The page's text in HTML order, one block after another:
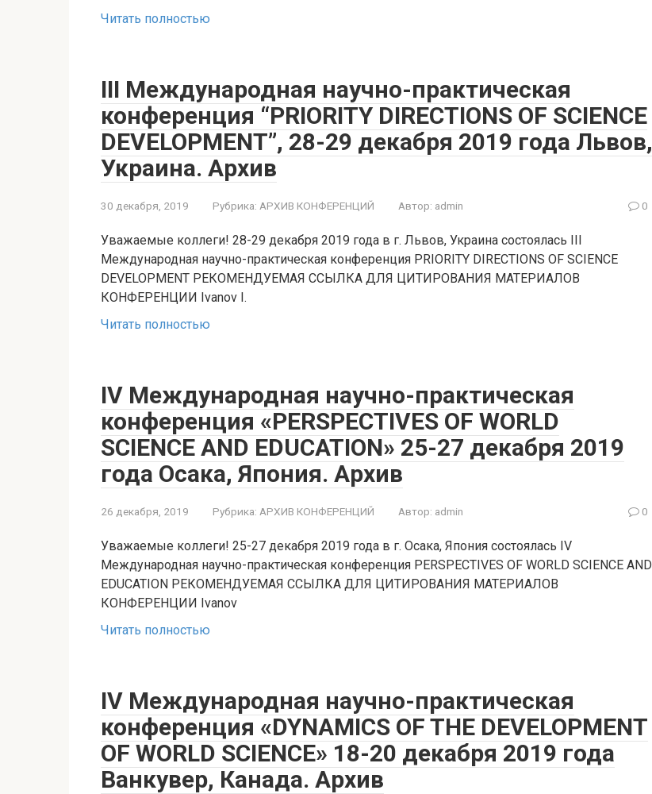
Читать полностью
III Международная научно-практическая
конференция “PRIORITY DIRECTIONS OF SCIENCE
DEVELOPMENT”, 28-29 декабря 2019 года Львов,
Украина. Архив
30 декабря, 2019 Рубрика: АРХИВ КОНФЕРЕНЦИЙ Автор: admin 0
Уважаемые коллеги! 28-29 декабря 2019 года в г. Львов, Украина состоялась III
Международная научно-практическая конференция PRIORITY DIRECTIONS OF SCIENCE
DEVELOPMENT РЕКОМЕНДУЕМАЯ ССЫЛКА ДЛЯ ЦИТИРОВАНИЯ МАТЕРИАЛОВ
КОНФЕРЕНЦИИ Ivanov I.
Читать полностью
IV Международная научно-практическая
конференция «PERSPECTIVES OF WORLD
SCIENCE AND EDUCATION» 25-27 декабря 2019
года Осака, Япония. Архив
26 декабря, 2019 Рубрика: АРХИВ КОНФЕРЕНЦИЙ Автор: admin 0
Уважаемые коллеги! 25-27 декабря 2019 года в г. Осака, Япония состоялась IV
Международная научно-практическая конференция PERSPECTIVES OF WORLD SCIENCE AND
EDUCATION РЕКОМЕНДУЕМАЯ ССЫЛКА ДЛЯ ЦИТИРОВАНИЯ МАТЕРИАЛОВ
КОНФЕРЕНЦИИ Ivanov
Читать полностью
IV Международная научно-практическая
конференция «DYNAMICS OF THE DEVELOPMENT
OF WORLD SCIENCE» 18-20 декабря 2019 года
Ванкувер, Канада. Архив